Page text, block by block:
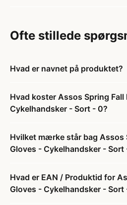
Ofte stillede
Hvad er navnet på produktet?
Hvad koster Assos Spring Fall
Cykelhandsker - Sort - 0?
Hvilket mærke står bag Assos
Gloves - Cykelhandsker - Sort
Hvad er EAN / Produktid for
Gloves - Cykelhandsker - Sort